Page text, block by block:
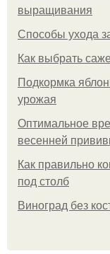
выращивания
Способы ухода
Как выбрать
Подкормка
урожая
Оптимальное
весенней
Как правильно
под столб
Виноград без